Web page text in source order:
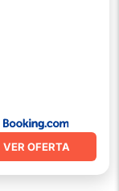
VER OFERTA